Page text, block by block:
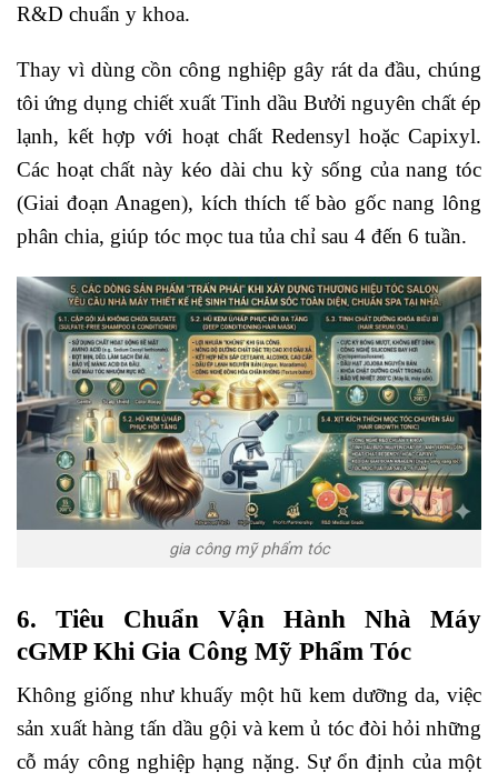
R&D chuẩn y khoa.
Thay vì dùng cồn công nghiệp gây rát da đầu, chúng
tôi ứng dụng chiết xuất Tinh dầu Bưởi nguyên chất ép
lạnh, kết hợp với hoạt chất Redensyl hoặc Capixyl.
Các hoạt chất này kéo dài chu kỳ sống của nang tóc
(Giai đoạn Anagen), kích thích tế bào gốc nang lông
phân chia, giúp tóc mọc tua tủa chỉ sau 4 đến 6 tuần.
gia công mỹ phẩm tóc
6. Tiêu Chuẩn Vận Hành Nhà Máy
cGMP Khi Gia Công Mỹ Phẩm Tóc
Không giống như khuấy một hũ kem dưỡng da, việc
sản xuất hàng tấn dầu gội và kem ủ tóc đòi hỏi những
cỗ máy công nghiệp hạng nặng. Sự ổn định của một